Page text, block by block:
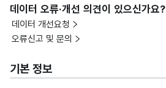
데이터 오류·개선 의견이 있으신가요?
데이터 개선요청
오류신고 및 문의
기본 정보